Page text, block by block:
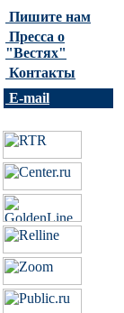
Пишите нам
Пресса о
"Вестях"
Контакты
E-mail